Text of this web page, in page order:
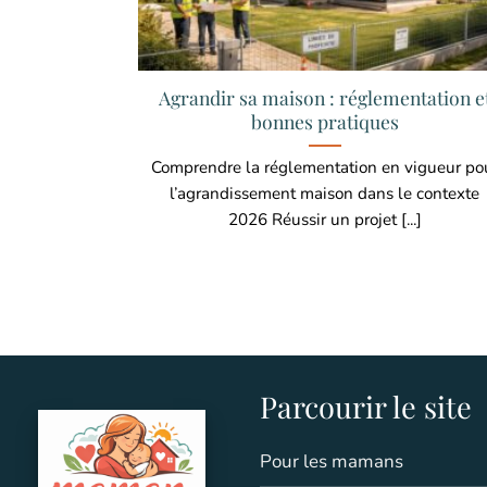
Agrandir sa maison : réglementation
bonnes pratiques
Comprendre la réglementation en vigueur
l’agrandissement maison dans le contexte
2026 Réussir un projet [...]
Parcourir le site
Pour les mamans